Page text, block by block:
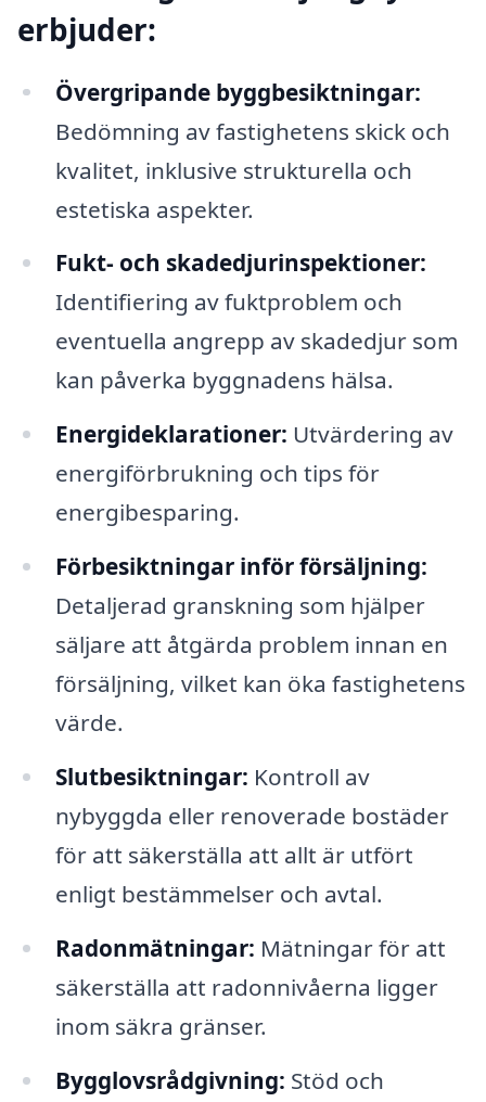
erbjuder:
Övergripande byggbesiktningar:
Bedömning av fastighetens skick och
kvalitet, inklusive strukturella och
estetiska aspekter.
Fukt- och skadedjurinspektioner:
Identifiering av fuktproblem och
eventuella angrepp av skadedjur som
kan påverka byggnadens hälsa.
Energideklarationer: Utvärdering av
energiförbrukning och tips för
energibesparing.
Förbesiktningar inför försäljning:
Detaljerad granskning som hjälper
säljare att åtgärda problem innan en
försäljning, vilket kan öka fastighetens
värde.
Slutbesiktningar: Kontroll av
nybyggda eller renoverade bostäder
för att säkerställa att allt är utfört
enligt bestämmelser och avtal.
Radonmätningar: Mätningar för att
säkerställa att radonnivåerna ligger
inom säkra gränser.
Bygglovsrådgivning: Stöd och